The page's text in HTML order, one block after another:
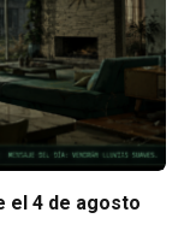
el 4 de agosto